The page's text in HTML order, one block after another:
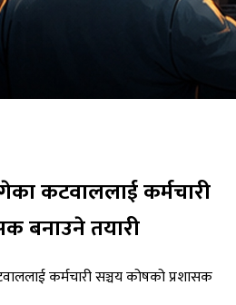
कटवाललाई कर्मचारी
बनाउने तयारी